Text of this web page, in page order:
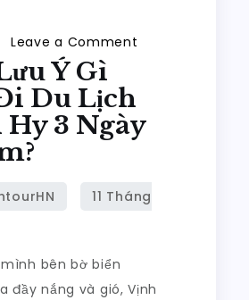
Leave a Comment
Ý
Gì
Đi
Hy
Ý Gì
Du Lịch
3 Ngày
bên bờ biển
đầy nắng và gió, Vịnh